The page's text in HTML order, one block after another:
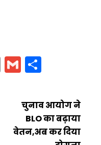
EmailGmail
चुनाव आयोग ने
BLO का बढ़ाया
वेतन,अब कर दिया